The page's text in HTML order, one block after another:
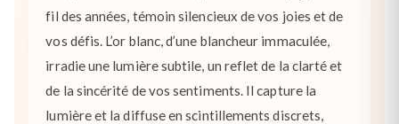
fil des années, témoin silencieux de vos joies et de
vos défis. L’or blanc, d’une blancheur immaculée,
irradie une lumière subtile, un reflet de la clarté et
de la sincérité de vos sentiments. Il capture la
lumière et la diffuse en scintillements discrets,